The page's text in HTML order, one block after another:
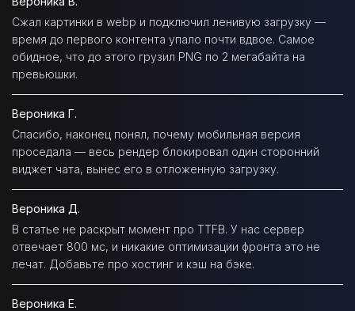
Сжал картинки в webp и подключил ленивую загрузку —
время до первого контента упало почти вдвое. Самое
обидное, что до этого грузил PNG по 2 мегабайта на
превьюшки.
Вероника Г.
Спасибо, наконец понял, почему мобильная версия
проседала — весь рендер блокировал один сторонний
виджет чата, вынес его в отложенную загрузку.
Вероника Д.
В статье не раскрыт момент про TTFB. У нас сервер
отвечает 800 мс, и никакие оптимизации фронта это не
лечат. Добавьте про хостинг и кэш на бэке.
Вероника Е.